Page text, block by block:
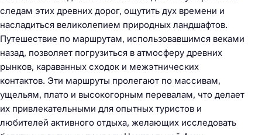
следам этих древних дорог, ощутить дух времени и
насладиться великолепием природных ландшафтов.
Путешествие по маршрутам, использовавшимся веками
назад, позволяет погрузиться в атмосферу древних
рынков, караванных сходок и межэтнических
контактов. Эти маршруты пролегают по массивам,
ущельям, плато и высокогорным перевалам, что делает
их привлекательными для опытных туристов и
любителей активного отдыха, желающих исследовать